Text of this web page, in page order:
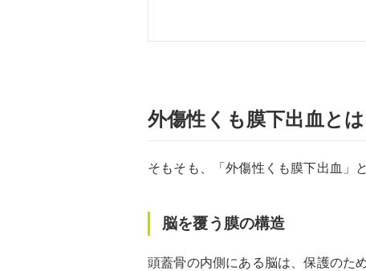
外傷性くも膜下出血とは
そもそも、「外傷性くも膜下出血」
脳を覆う膜の構造
頭蓋骨の内側にある脳は、保護のた